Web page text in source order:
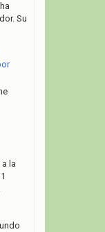
Su
la